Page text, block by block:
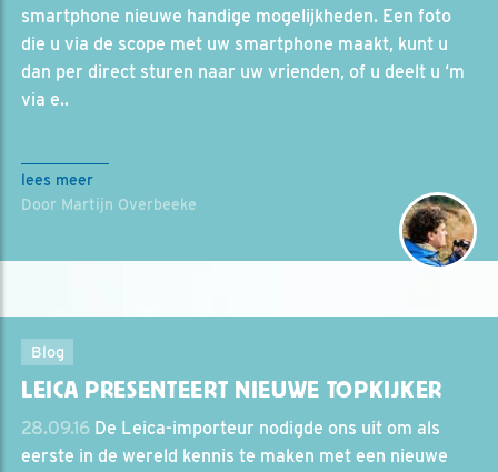
smartphone nieuwe handige mogelijkheden. Een foto
die u via de scope met uw smartphone maakt, kunt u
dan per direct sturen naar uw vrienden, of u deelt u ‘m
via e..
lees meer
Door Martijn Overbeeke
Blog
LEICA PRESENTEERT NIEUWE TOPKIJKER
28.09.16 De Leica-importeur nodigde ons uit om als
eerste in de wereld kennis te maken met een nieuwe